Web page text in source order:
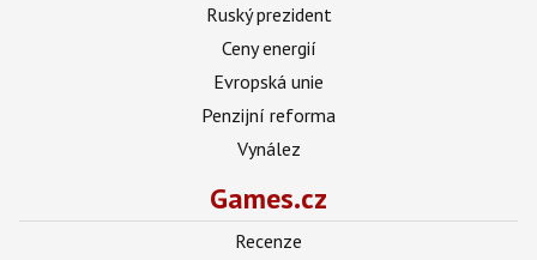
Ruský prezident
Ceny energií
Evropská unie
Penzijní reforma
Vynález
Games.cz
Recenze